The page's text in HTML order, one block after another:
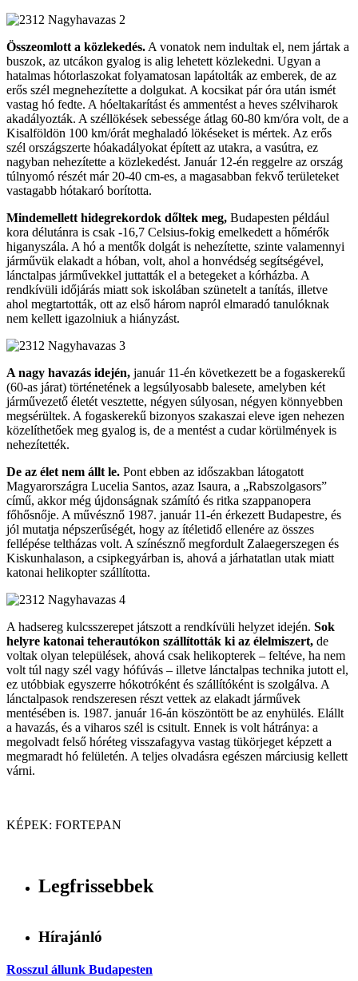
Összeomlott a közlekedés. A vonatok nem indultak el, nem jártak a
buszok, az utcákon gyalog is alig lehetett közlekedni. Ugyan a
hatalmas hótorlaszokat folyamatosan lapátolták az emberek, de az
erős szél megnehezítette a dolgukat. A kocsikat pár óra után ismét
vastag hó fedte. A hóeltakarítást és ammentést a heves szélviharok
akadályozták. A széllökések sebessége átlag 60-80 km/óra volt, de a
Kisalföldön 100 km/órát meghaladó lökéseket is mértek. Az erős
szél országszerte hóakadályokat épített az utakra, a vasútra, ez
nagyban nehezítette a közlekedést. Január 12-én reggelre az ország
túlnyomó részét már 20-40 cm-es, a magasabban fekvő területeket
vastagabb hótakaró borította.
Mindemellett hidegrekordok dőltek meg, Budapesten például
kora délutánra is csak -16,7 Celsius-fokig emelkedett a hőmérők
higanyszála. A hó a mentők dolgát is nehezítette, szinte valamennyi
járművük elakadt a hóban, volt, ahol a honvédség segítségével,
lánctalpas járművekkel juttatták el a betegeket a kórházba. A
rendkívüli időjárás miatt sok iskolában szünetelt a tanítás, illetve
ahol megtartották, ott az első három napról elmaradó tanulóknak
nem kellett igazolniuk a hiányzást.
A nagy havazás idején, január 11-én következett be a fogaskerekű
(60-as járat) történetének a legsúlyosabb balesete, amelyben két
járművezető életét vesztette, négyen súlyosan, négyen könnyebben
megsérültek. A fogaskerekű bizonyos szakaszai eleve igen nehezen
közelíthetőek meg gyalog is, de a mentést a cudar körülmények is
nehezítették.
De az élet nem állt le. Pont ebben az időszakban látogatott
Magyarországra Lucelia Santos, azaz Isaura, a „Rabszolgasors”
című, akkor még újdonságnak számító és ritka szappanopera
főhősnője. A művésznő 1987. január 11-én érkezett Budapestre, és
jól mutatja népszerűségét, hogy az ítéletidő ellenére az összes
fellépése teltházas volt. A színésznő megfordult Zalaegerszegen és
Kiskunhalason, a csipkegyárban is, ahová a járhatatlan utak miatt
katonai helikopter szállította.
A hadsereg kulcsszerepet játszott a rendkívüli helyzet idején. Sok
helyre katonai teherautókon szállították ki az élelmiszert, de
voltak olyan települések, ahová csak helikopterek – feltéve, ha nem
volt túl nagy szél vagy hófúvás – illetve lánctalpas technika jutott el,
ez utóbbiak egyszerre hókotróként és szállítóként is szolgálva. A
lánctalpasok rendszeresen részt vettek az elakadt járművek
mentésében is. 1987. január 16-án köszöntött be az enyhülés. Elállt
a havazás, és a viharos szél is csitult. Ennek is volt hátránya: a
megolvadt felső hóréteg visszafagyva vastag tükörjeget képzett a
megmaradt hó felületén. A teljes olvadásra egészen márciusig kellett
várni.
KÉPEK: FORTEPAN
Legfrissebbek
Hírajánló
Rosszul állunk Budapesten